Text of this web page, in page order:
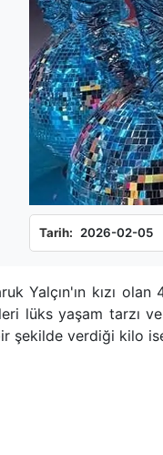
Tarih: 2026-02-05
Yalçın'ın kızı
lüks yaşam tarzı
şekilde verdiği kilo